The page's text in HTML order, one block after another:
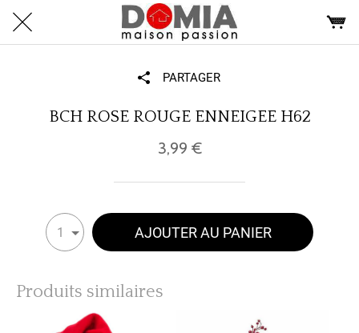
PARTAGER
BCH ROSE ROUGE ENNEIGEE H62
3,99 €
1 AJOUTER AU PANIER
Produits similaires